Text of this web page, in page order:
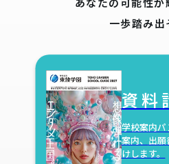
一歩踏み出
資料
学校案内
案内、 出
けします。